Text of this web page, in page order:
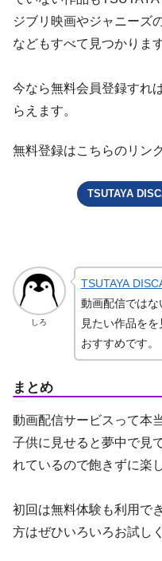
ジブリ映画やジャニーズ
などもすべて見つかります
今なら無料会員登録すれ
らえます。
無料登録はこちらのリン
TSUTAYA
しろ
TSUTAYA
動画配信ではな
見たい作品を
おすすめです。
まとめ
動画配信サービスって本
子供に見せると夢中で見
れているので飽きずに楽
初回は無料体験も利用で
方はぜひいろいろお試し